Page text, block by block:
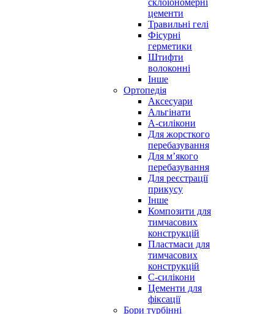
склоіономерні
цементи
Травильні гелі
Фісурні
герметики
Штифти
волоконні
Інше
Ортопедія
Аксесуари
Альгінати
А-силікони
Для жорсткого
перебазування
Для м’якого
перебазування
Для реєстрації
прикусу
Інше
Композити для
тимчасових
конструкцій
Пластмаси для
тимчасових
конструкцій
С-силікони
Цементи для
фіксації
Бори турбінні